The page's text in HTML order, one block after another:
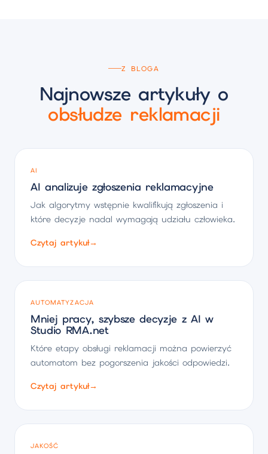
Z BLOGA
Najnowsze artykuły o
obsłudze reklamacji
AI
AI analizuje zgłoszenia reklamacyjne
Jak algorytmy wstępnie kwalifikują zgłoszenia i
które decyzje nadal wymagają udziału człowieka.
Czytaj artykuł→
AUTOMATYZACJA
Mniej pracy, szybsze decyzje z AI w
Studio RMA.net
Które etapy obsługi reklamacji można powierzyć
automatom bez pogorszenia jakości odpowiedzi.
Czytaj artykuł→
JAKOŚĆ